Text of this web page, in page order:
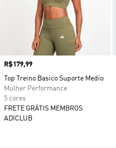
Preço
R$179,99
Top Treino Basico Suporte Medio
Mulher Performance
5 cores
FRETE GRÁTIS MEMBROS
ADICLUB